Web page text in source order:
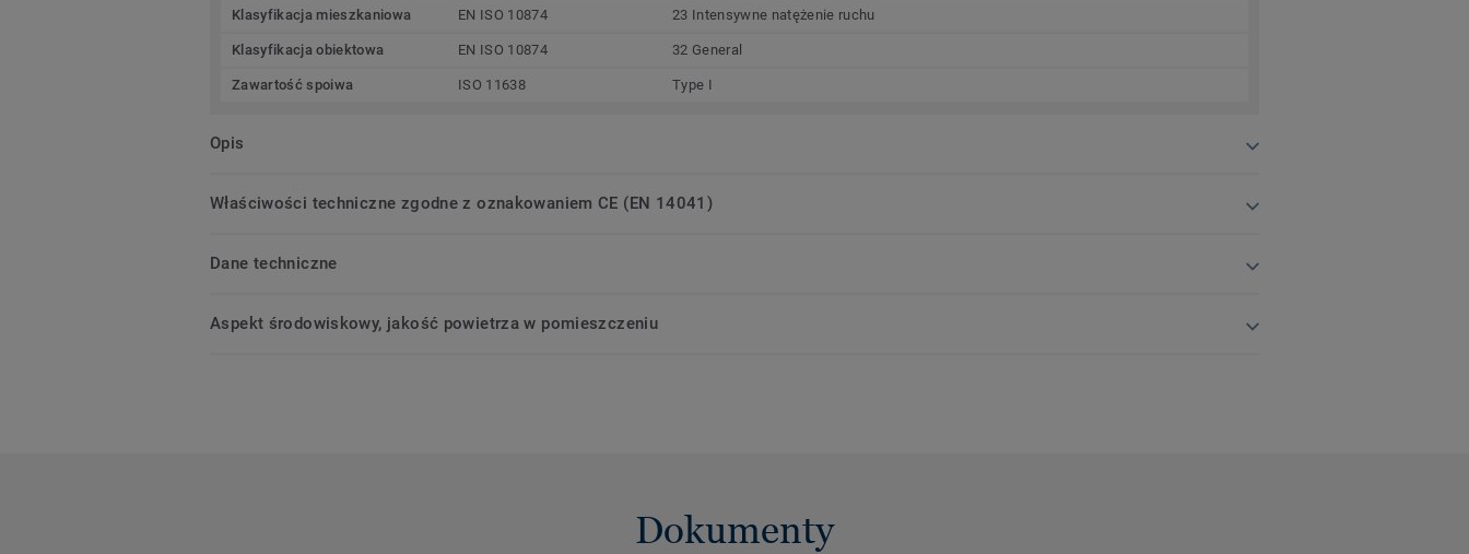
Klasyfikacja mieszkaniowa EN ISO 10874 23 Intensywne natężenie ruchu
Klasyfikacja obiektowa EN ISO 10874 32 General
Zawartość spoiwa ISO 11638 Type I
Opis
Właściwości techniczne zgodne z oznakowaniem CE (EN 14041)
Dane techniczne
Aspekt środowiskowy, jakość powietrza w pomieszczeniu
Dokumenty